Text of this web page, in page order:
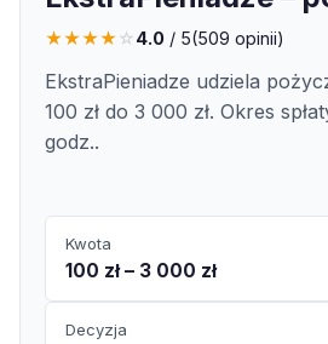
★★★★☆4.0 / 5(509 opinii)
EkstraPieniadze udziela
100 zł do 3 000 zł. Okres
godz..
Kwota
100 zł – 3 000 zł
Decyzja